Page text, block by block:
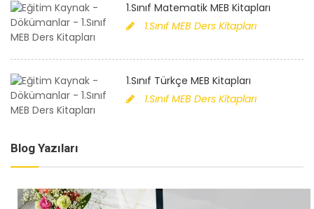
1.Sınıf Matematik MEB Kitapları
1.Sınıf MEB Ders Kitapları
1.Sınıf Türkçe MEB Kitapları
1.Sınıf MEB Ders Kitapları
Blog Yazıları